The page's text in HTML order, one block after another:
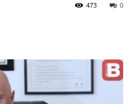
0
473